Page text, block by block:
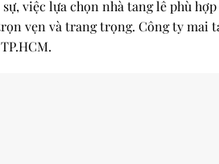
sự, việc lựa chọn nhà tang lễ phù
vẹn và trang trọng. Công ty mai